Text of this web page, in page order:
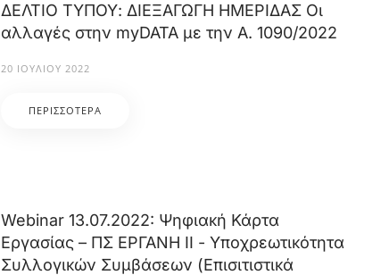
ΔΕΛΤΙΟ ΤΥΠΟΥ: ΔΙΕΞΑΓΩΓΗ ΗΜΕΡΙΔΑΣ Οι
αλλαγές στην myDATA με την Α. 1090/2022
20 ΙΟΥΛΊΟΥ 2022
ΠΕΡΙΣΣΌΤΕΡΑ
Webinar 13.07.2022: Ψηφιακή Κάρτα
Εργασίας – ΠΣ ΕΡΓΑΝΗ ΙΙ - Υποχρεωτικότητα
Συλλογικών Συμβάσεων (Επισιτιστικά